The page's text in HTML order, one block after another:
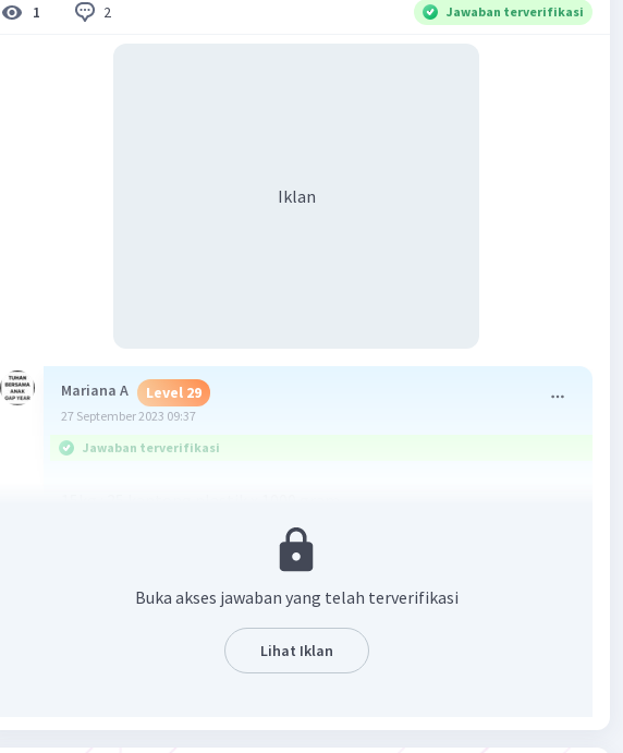
1 2 Jawaban terverifikasi
Iklan
Mariana A Level 29
27 September 2023 09:37
Jawaban terverifikasi
=600 gram tiap kantong plastik
Buka akses jawaban yang telah terverifikasi
Lihat Iklan